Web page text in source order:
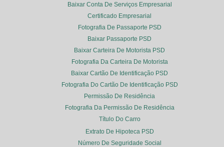
Baixar Conta De Serviços Empresarial
Certificado Empresarial
Fotografia De Passaporte PSD
Baixar Passaporte PSD
Baixar Carteira De Motorista PSD
Fotografia Da Carteira De Motorista
Baixar Cartão De Identificação PSD
Fotografia Do Cartão De Identificação PSD
Permissão De Residência
Fotografia Da Permissão De Residência
Título Do Carro
Extrato De Hipoteca PSD
Número De Seguridade Social